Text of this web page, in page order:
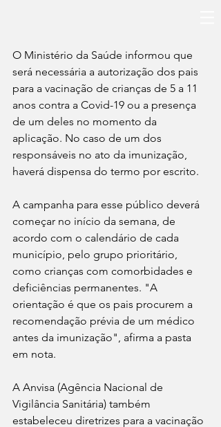
O Ministério da Saúde informou que
será necessária a autorização dos pais
para a vacinação de crianças de 5 a 11
anos contra a Covid-19 ou a presença
de um deles no momento da
aplicação. No caso de um dos
responsáveis no ato da imunização,
haverá dispensa do termo por escrito.
A campanha para esse público deverá
começar no início da semana, de
acordo com o calendário de cada
município, pelo grupo prioritário,
como crianças com comorbidades e
deficiências permanentes. "A
orientação é que os pais procurem a
recomendação prévia de um médico
antes da imunização", afirma a pasta
em nota.
A Anvisa (Agência Nacional de
Vigilância Sanitária) também
estabeleceu diretrizes para a vacinação